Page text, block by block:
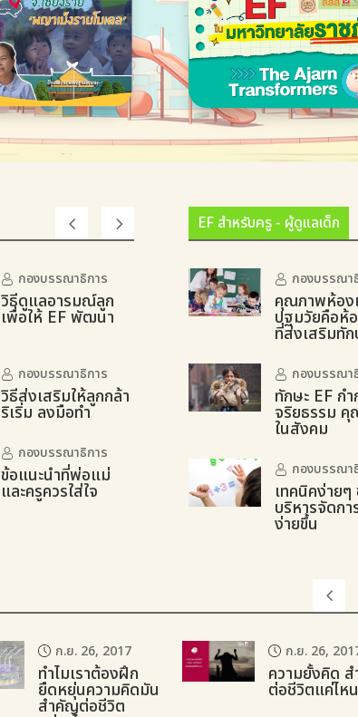
กองบรรณาธิการ
วิธีดูแลอารมณ์ลูก
เพื่อให้ EF พัฒนา
กองบรรณาธิการ
วิธีส่งเสริมให้ลูกกล้า
ริเริ่ม ลงมือทำ
กองบรรณาธิการ
ข้อแนะนำที่พ่อแม่
และครูควรใส่ใจ
EF สำหรับครู - ผู้ดูแลเด็ก
กองบรรณา
คุณภาพห้อง
ปฐมวัยคือห้
ที่ส่งเสริมทัก
กองบรรณา
ทักษะ EF ก
จริยธรรม
ในสังคม
กองบรรณา
เทคนิคง่ายๆ
บริหารจัดกา
ง่ายขึ้น
ก.ย. 26, 2017
ทำไมเราต้องฝึก
ยืดหยุ่นความคิดมัน
สำคัญต่อชีวิต
ก.ย. 26,
ความยั้งคิด
ต่อชีวิตแค่ไหน